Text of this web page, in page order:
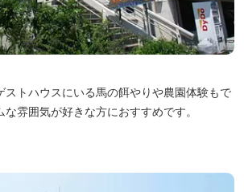
ストハウスにいる馬の餌やりや農園体験もで
雰囲気が好きな方におすすめです。